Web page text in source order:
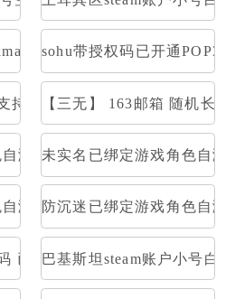
等登陆,不是网页登陆，是授
sohu带授权码已开通POP3
持邮箱大师直登/支持网页登/
【三无】 163邮箱 随机长
测部分存在角色
未实名已绑定游戏角色自测
测部分存在角色
防沉迷已绑定游戏角色自测
已开通Pop3，imap 格式：账
巴基斯坦steam账户小号白